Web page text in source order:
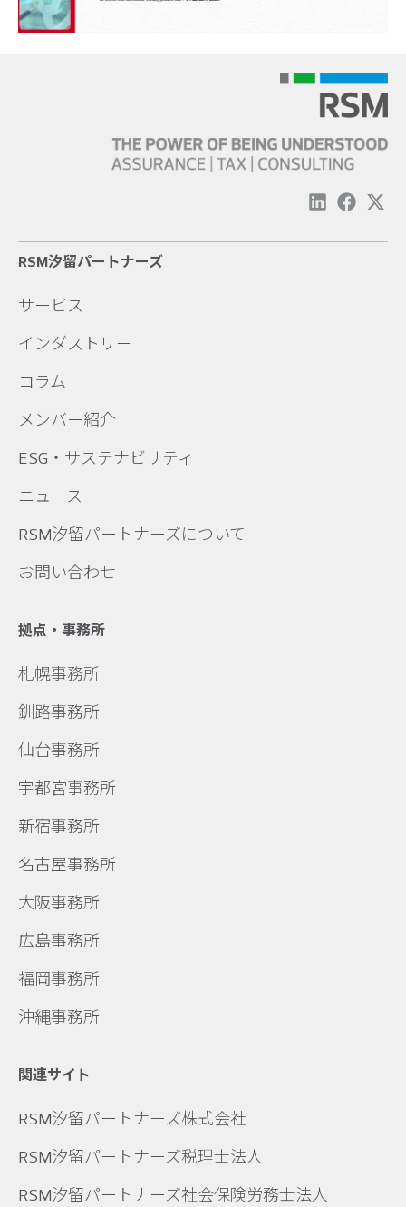
RSM汐留パートナーズ
サービス
インダストリー
コラム
メンバー紹介
ESG・サステナビリティ
ニュース
RSM汐留パートナーズについて
お問い合わせ
拠点・事務所
札幌事務所
釧路事務所
仙台事務所
宇都宮事務所
新宿事務所
名古屋事務所
大阪事務所
広島事務所
福岡事務所
沖縄事務所
関連サイト
RSM汐留パートナーズ株式会社
RSM汐留パートナーズ税理士法人
RSM汐留パートナーズ社会保険労務士法人